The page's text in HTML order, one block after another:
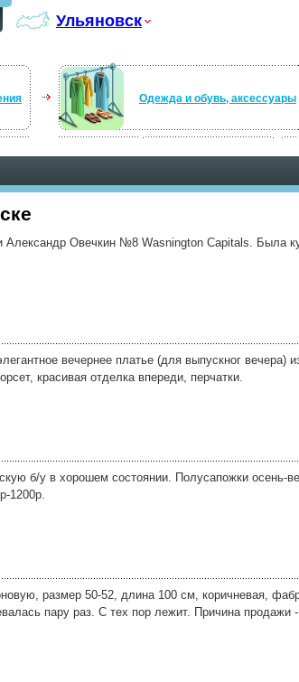
Ульяновск
Одежда и обувь, аксессуары
Александр Овечкин №8 Wasnington Capitals. Была
вечернее платье (для выпускног вечера)
красивая отделка впереди, перчатки.
б/у в хорошем состоянии. Полусапожки осень-
1200р.
размер 50-52, длина 100 см, коричневая,
пару раз. С тех пор лежит. Причина продажи